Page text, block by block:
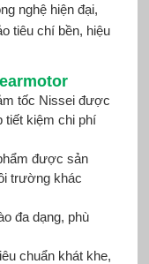
nghệ hiện đại,
tiêu chí bền, hiệu
tốc Nissei được
tiết kiệm chi phí
được sản
trường khác
đa dạng, phù
chuẩn khát khe,